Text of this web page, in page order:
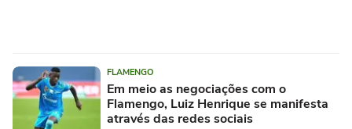
FLAMENGO
Em meio as negociações com o
Flamengo, Luiz Henrique se manifesta
através das redes sociais